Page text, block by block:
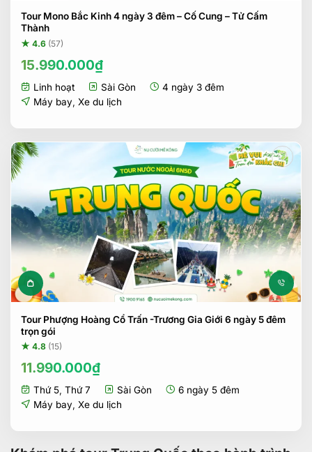
Tour Mono Bắc Kinh 4 ngày 3 đêm – Cố Cung – Tử Cấm
Thành
★ 4.6 (57)
15.990.000₫
Linh hoạt Sài Gòn
4 ngày 3 đêm
Máy bay Xe du lịch
Tour Phượng Hoàng Cổ Trấn -Trương Gia Giới 6 ngày 5 đêm
trọn gói
★ 4.8 (15)
11.990.000₫
Thứ 5, Thứ 7 Sài Gòn
6 ngày 5 đêm
Máy bay, Xe du lịch